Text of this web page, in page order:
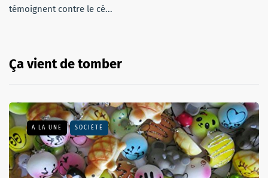
témoignent contre le cé...
Ça vient de tomber
A LA UNE SOCIÉTÉ